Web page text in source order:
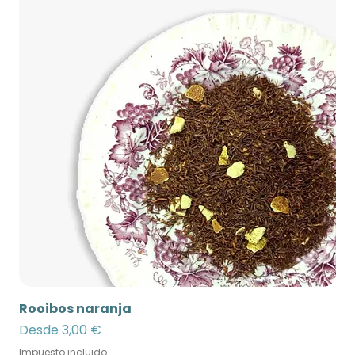
Rooibos naranja
Desde 3,00 €
Precio de oferta
Impuesto incluido